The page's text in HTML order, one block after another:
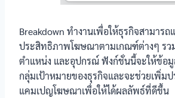
Breakdown ทำงานเพื่อให้ธุรกิจสามาร
ประสิทธิภาพโฆษณาตามเกณฑ์ต่างๆ รว
ตำแหน่ง และอุปกรณ์ ฟังก์ชั่นนี้จะให้ข้อมู
กลุ่มเป้าหมายของธุรกิจและจะช่วยเพิ่ม
แคมเปญโฆษณาเพื่อให้ได้ผลลัพธ์ที่ดีขึ้น